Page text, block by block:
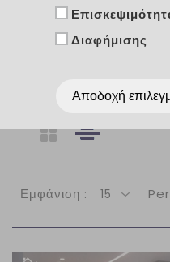
Εμφάνιση : 15
Διαφήμισης
Αποδοχή